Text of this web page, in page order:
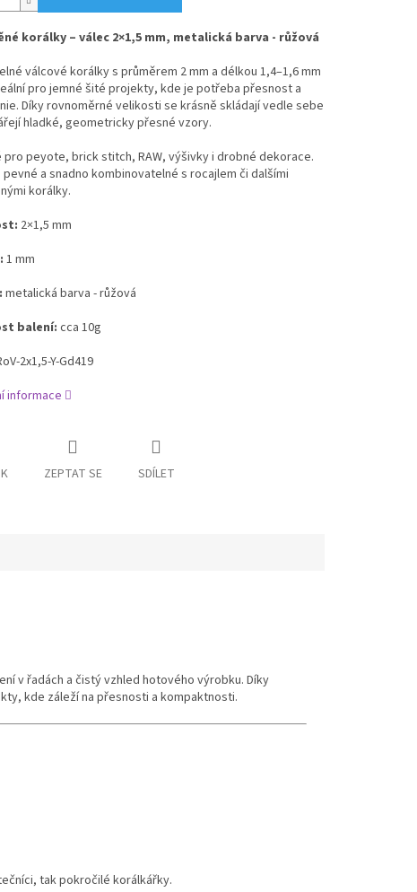
korálky – válec 2×1,5 mm, metalická barva - růžová
válcové korálky s průměrem 2 mm a délkou 1,4–1,6 mm
pro jemné šité projekty, kde je potřeba přesnost a
Díky rovnoměrné velikosti se krásně skládají vedle sebe
hladké, geometricky přesné vzory.
pro peyote, brick stitch, RAW, výšivky i drobné dekorace.
pevné a snadno kombinovatelné s rocajlem či dalšími
korálky.
2×1,5 mm
1 mm
metalická barva - růžová
balení:cca 10g
Y-Gd419
informace
ZEPTAT SE SDÍLET
v řadách a čistý vzhled hotového výrobku. Díky
kde záleží na přesnosti a kompaktnosti.
tak pokročilé korálkářky.